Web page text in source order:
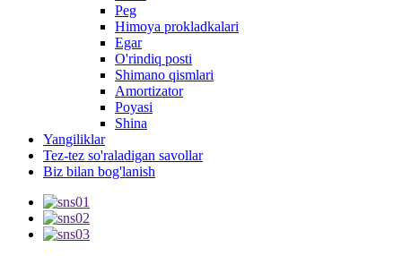
Peg
Himoya prokladkalari
Egar
O'rindiq posti
Shimano qismlari
Amortizator
Poyasi
Shina
Yangiliklar
Tez-tez so'raladigan savollar
Biz bilan bog'lanish